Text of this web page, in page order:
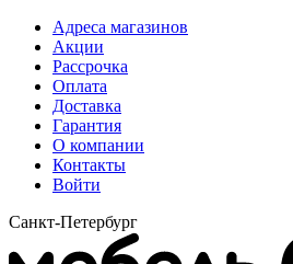
Адреса магазинов
Акции
Рассрочка
Оплата
Доставка
Гарантия
О компании
Контакты
Войти
Санкт-Петербург